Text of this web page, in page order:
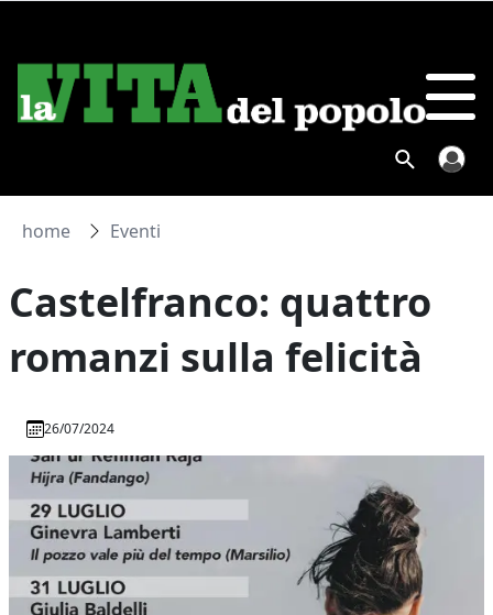
home Eventi
Castelfranco: quattro
romanzi sulla felicità
26/07/2024